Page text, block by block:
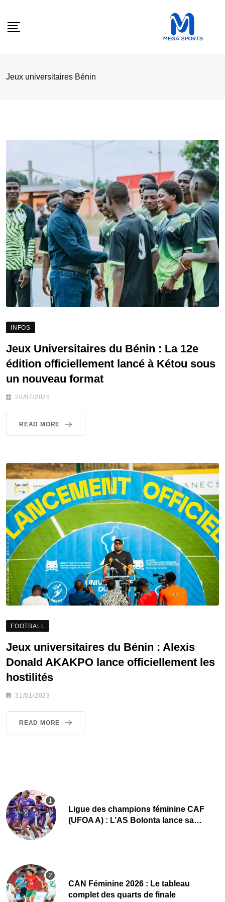
Jeux universitaires Bénin
INFOS
Jeux Universitaires du Bénin : La 12e
édition officiellement lancé à Kétou sous
un nouveau format
20/07/2025
READ MORE
FOOTBALL
Jeux universitaires du Bénin : Alexis
Donald AKAKPO lance officiellement les
hostilités
31/01/2023
READ MORE
Ligue des champions féminine CAF
(UFOA A) : L’AS Bolonta lance sa
CAN Féminine 2026 : Le tableau
complet des quarts de finale